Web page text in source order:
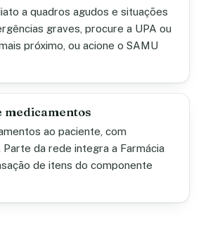
a quadros agudos e situações
graves, procure a UPA ou
próximo, ou acione o SAMU
medicamentos
ao paciente, com
da rede integra a Farmácia
de itens do componente